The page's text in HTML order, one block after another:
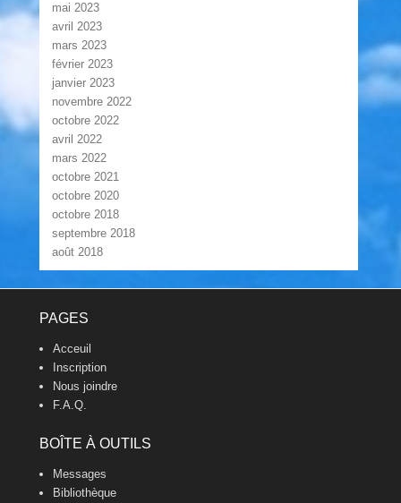
mai 2023
avril 2023
mars 2023
février 2023
janvier 2023
novembre 2022
octobre 2022
avril 2022
mars 2022
octobre 2021
octobre 2020
octobre 2018
septembre 2018
août 2018
PAGES
Acceuil
Inscription
Nous joindre
F.A.Q.
BOÎTE À OUTILS
Messages
Bibliothèque